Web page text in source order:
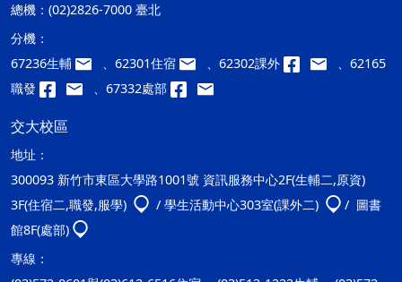
總機： (02)2826-7000 臺北
分機：
67236生輔
、62301住宿 、62302課外
、62165
職發
、67332處部
交大校區
地址：
300093 新竹市東區大學路1001號 資訊服務中心2F(生輔二,原資)
3F(住宿二,職發,服學)
/ 學生活動中心303室(課外二)
/ 圖書
館8F(處部)
專線：